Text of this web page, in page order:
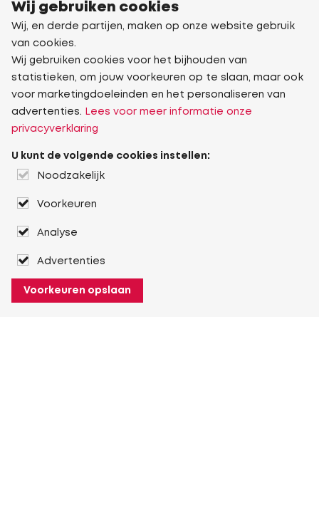
Wij gebruiken cookies
Wij, en derde partijen, maken op onze website gebruik
van cookies.
Wij gebruiken cookies voor het bijhouden van
statistieken, om jouw voorkeuren op te slaan, maar ook
voor marketingdoeleinden en het personaliseren van
advertenties.
Lees voor meer informatie onze
privacyverklaring
U kunt de volgende cookies instellen:
Noodzakelijk
Voorkeuren
Analyse
Advertenties
Voorkeuren opslaan